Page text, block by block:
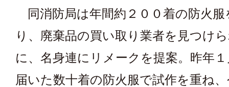
同消防局は年間約２００着の防火服
り、廃棄品の買い取り業者を見つけ
に、名身連にリメークを提案。昨年
届いた数十着の防火服で試作を重ね